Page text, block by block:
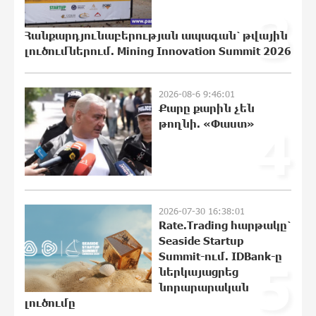
«Չեմ վերադառնալու
փաստաբանական
գործունեությանը»․ Արամ
Վարդևանյան
Հայաստանը կարիք ունի Ավետիք
Չալաբյանի նման խելացի,
աշխատասեր և զարգացած մարդու.
Արմեն Մանվելյան
Հիմա. Նարեկ Կարապետյանի
ճեպազրույցը
11:39:05 6-08-2026
Հարցնում են իրար.«ամուսինդ ո՞նց է,
քեռիդ ո՞նց է». Մարուքյանը
3
Հանքարդյունաբերության ապագան՝ թվային
լուծումներում. Mining Innovation Summit 2026
2026-08-6 9:46:01
Քարը քարին չեն
թողնի. «Փաստ»
2026-07-30 16:38:01
Rate.Trading հարթակը՝
Seaside Startup
Summit-ում. IDBank-ը
ներկայացրեց
նորարարական
լուծումը